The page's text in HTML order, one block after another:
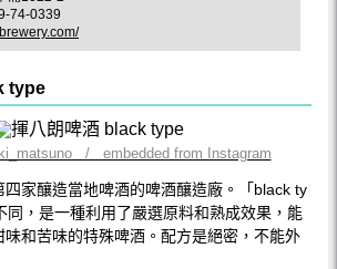
74-0339
type
/ embedded from Instagram
家釀造當地啤酒的啤酒釀造廠。「black ty
同，是一種利用了嚴選原料和熟成效果，能
和苦味的特殊啤酒。配方是絕密，不能外